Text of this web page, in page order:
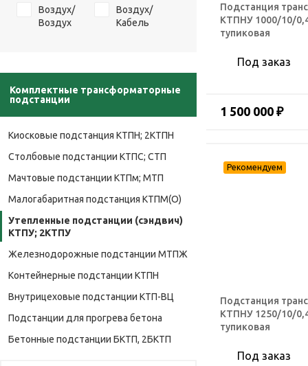
Воздух/
Воздух
Воздух/
Кабель
Комплектные трансформаторные
подстанции
Киосковые подстанция КТПН; 2КТПН
Столбовые подстанции КТПС; СТП
Мачтовые подстанции КТПм; МТП
Малогабаритная подстанция КТПМ(О)
Утепленные подстанции (сэндвич)
КТПУ; 2КТПУ
Железнодорожные подстанции МТПЖ
Контейнерные подстанции КТПН
Внутрицеховые подстанции КТП-ВЦ
Подстанции для прогрева бетона
Бетонные подстанции БКТП, 2БКТП
Подстанция
КТПНУ 1000/10/
тупиковая
Под заказ
1 500 000 ₽
Подстанция
КТПНУ 1250/10/
тупиковая
Под заказ